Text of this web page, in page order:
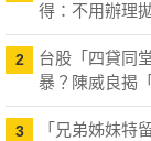
得：不用辦理
2
台股「四貸同
暴？陳威良揭
3
「兄弟姊妹特